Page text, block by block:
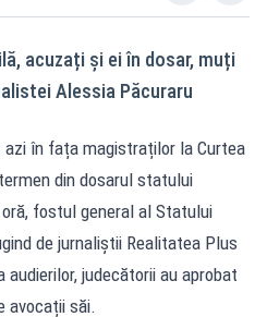
acuzați și ei în dosar, muți
Alessia Păcuraru
azi în fața magistraților la Curtea
din dosarul statului
fostul general al Statului
de jurnaliștii Realitatea Plus
judecătorii au aprobat
avocații săi.